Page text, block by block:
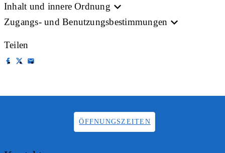
Inhalt und innere Ordnung
Zugangs- und Benutzungsbestimmungen
Teilen
ÖFFNUNGSZEITEN